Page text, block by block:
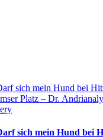
sich mein Hund bei
Platz – Dr. Andrianaly
sich mein Hund bei